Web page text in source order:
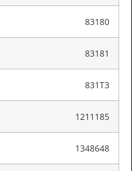
83180
83181
831T3
1211185
1348648